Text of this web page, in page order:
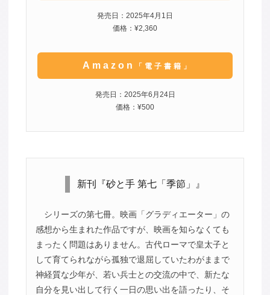
発売日：2025年4月1日
価格：¥2,360
Amazon 「電子書籍」
発売日：2025年6月24日
価格：¥500
新刊『砂と手 第七「季節」』
シリーズの第七冊。映画「グラディエーター」の
感想から生まれた作品ですが、映画を知らなくても
まったく問題はありません。古代ローマで皇太子と
して育てられながら孤独で退屈していたわがままで
神経質な少年が、若い兵士との交流の中で、新たな
自分を見い出して行く一日の思い出を語ったり、そ